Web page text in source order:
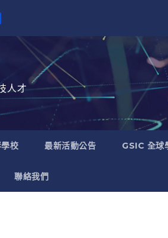
人才
校 最新活動公告 GSIC 全球
聯絡我們